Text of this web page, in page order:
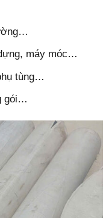
máy móc…
tùng…
gói…